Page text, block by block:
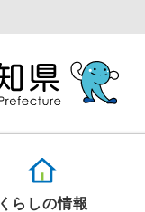
くらしの情報